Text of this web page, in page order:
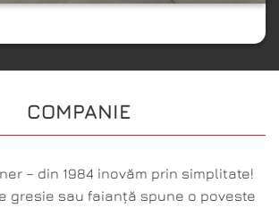
COMPANIE
– din 1984 inovăm prin simplitate!
gresie sau faianță spune o poveste